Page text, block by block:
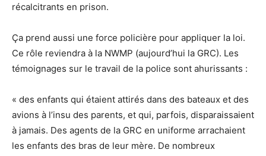
récalcitrants en prison.
Ça prend aussi une force policière pour appliquer la loi.
Ce rôle reviendra à la NWMP (aujourd’hui la GRC). Les
témoignages sur le travail de la police sont ahurissants :
« des enfants qui étaient attirés dans des bateaux et des
avions à l’insu des parents, et qui, parfois, disparaissaient
à jamais. Des agents de la GRC en uniforme arrachaient
les enfants des bras de leur mère. De nombreux